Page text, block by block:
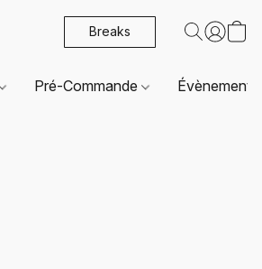
Breaks
Pré-Commande Évènements